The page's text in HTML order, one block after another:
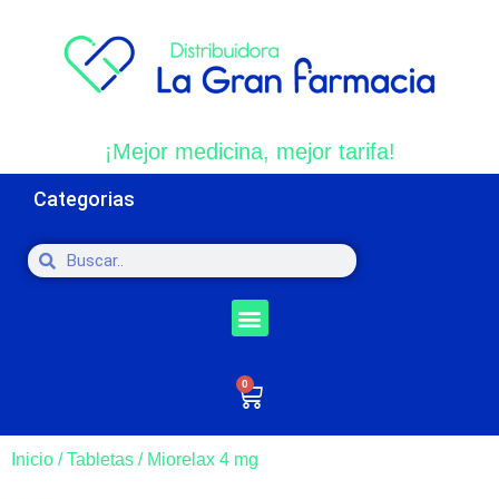
¡Mejor medicina, mejor tarifa!
Categorias
0
Inicio /Tabletas / Miorelax 4 mg